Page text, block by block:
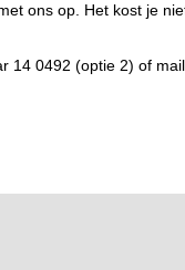
ons op. Het kost je
14 0492 (optie 2) of